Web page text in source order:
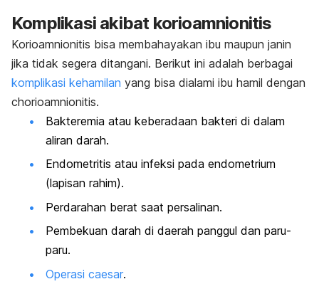
Komplikasi akibat korioamnionitis
Korioamnionitis bisa membahayakan ibu maupun janin
jika tidak segera ditangani. Berikut ini adalah berbagai
komplikasi kehamilan yang bisa dialami ibu hamil dengan
chorioamnionitis.
Bakteremia atau keberadaan bakteri di dalam
aliran darah.
Endometritis atau infeksi pada endometrium
(lapisan rahim).
Perdarahan berat saat persalinan.
Pembekuan darah di daerah panggul dan paru-
paru.
Operasi caesar.